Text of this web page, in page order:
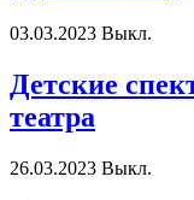
03.03.2023 Выкл.
Детские
театра
26.03.2023 Выкл.